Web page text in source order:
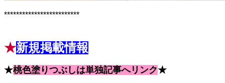
*************************
★新規掲載情報
★桃色塗りつぶしは単独記事へリンク★